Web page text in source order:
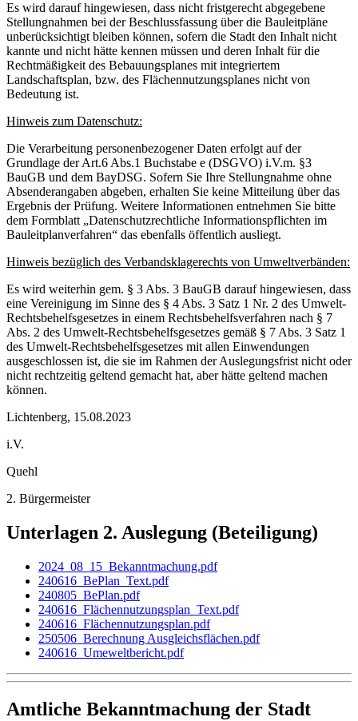
Es wird darauf hingewiesen, dass nicht fristgerecht abgegebene
Stellungnahmen bei der Beschlussfassung über die Bauleitpläne
unberücksichtigt bleiben können, sofern die Stadt den Inhalt nicht
kannte und nicht hätte kennen müssen und deren Inhalt für die
Rechtmäßigkeit des Bebauungsplanes mit integriertem
Landschaftsplan, bzw. des Flächennutzungsplanes nicht von
Bedeutung ist.
Hinweis zum Datenschutz:
Die Verarbeitung personenbezogener Daten erfolgt auf der
Grundlage der Art.6 Abs.1 Buchstabe e (DSGVO) i.V.m. §3
BauGB und dem BayDSG. Sofern Sie Ihre Stellungnahme ohne
Absenderangaben abgeben, erhalten Sie keine Mitteilung über das
Ergebnis der Prüfung. Weitere Informationen entnehmen Sie bitte
dem Formblatt „Datenschutzrechtliche Informationspflichten im
Bauleitplanverfahren“ das ebenfalls öffentlich ausliegt.
Hinweis bezüglich des Verbandsklagerechts von Umweltverbänden:
Es wird weiterhin gem. § 3 Abs. 3 BauGB darauf hingewiesen, dass
eine Vereinigung im Sinne des § 4 Abs. 3 Satz 1 Nr. 2 des Umwelt-
Rechtsbehelfsgesetzes in einem Rechtsbehelfsverfahren nach § 7
Abs. 2 des Umwelt-Rechtsbehelfsgesetzes gemäß § 7 Abs. 3 Satz 1
des Umwelt-Rechtsbehelfsgesetzes mit allen Einwendungen
ausgeschlossen ist, die sie im Rahmen der Auslegungsfrist nicht oder
nicht rechtzeitig geltend gemacht hat, aber hätte geltend machen
können.
Lichtenberg, 15.08.2023
i.V.
Quehl
2. Bürgermeister
Unterlagen 2. Auslegung (Beteiligung)
2024_08_15_Bekanntmachung.pdf
240616_BePlan_Text.pdf
240805_BePlan.pdf
240616_Flächennutzungsplan_Text.pdf
240616_Flächennutzungsplan.pdf
250506_Berechnung Ausgleichsflächen.pdf
240616_Umeweltbericht.pdf
Amtliche Bekanntmachung der Stadt